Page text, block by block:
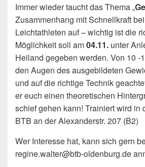
Immer wieder taucht das Thema „
Zusammenhang mit Schnellkraft
Leichtathleten auf – wichtig ist die
Möglichkeit soll am04.11. unter
Heiland gegeben werden. Von 10 -
den Augen des ausgebildeten
und auf die richtige Technik
er euch einen theoretischen
schief gehen kann! Trainiert wird in
BTB an der Alexanderstr. 207 (B2)
Wer Interesse hat, kann sich gern
regine.walter@btb-oldenburg.de